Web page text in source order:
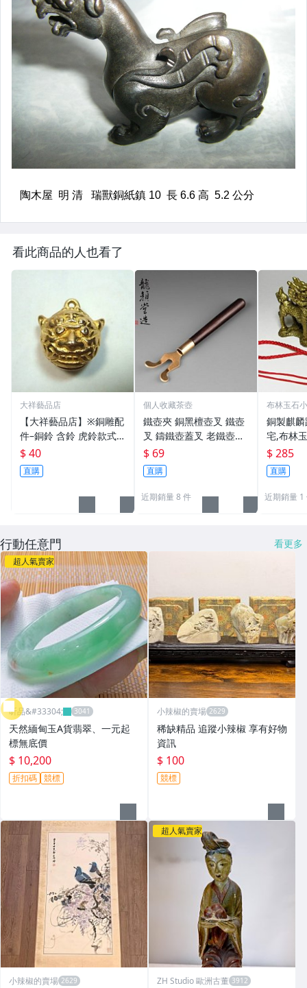
看此商品的人也看了
大祥藝品店
【大祥藝品店】※銅雕配
件–銅鈴 含鈴 虎鈴款式
吊飾 銅製
$ 40
直購
個人收藏茶壺
鐵壺夾 銅黑檀壺叉 鐵壺
叉 鑄鐵壺蓋叉 老鐵壺夾
子配件 生鐵壺器 老鐵壺
器
$ 69
直購
近期銷量 8 件
布林玉石
銅製麒
宅,布林
6，贈中
五帝錢
$ 285
直購
近期銷量 1
行動任意門 看更多
超人氣賣家
昕品&#33304;
天然緬甸玉A貨翡翠、一元起
標無底價
$ 10,200
折扣碼 競標
小辣椒的賣場
稀缺精品 追蹤小辣椒 享有好物
資訊
$ 100
競標
小辣椒的賣場
超人氣賣家
ZH Studio 歐洲古董